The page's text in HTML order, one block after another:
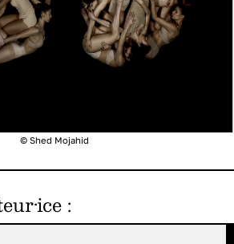
© Shed Mojahid
: